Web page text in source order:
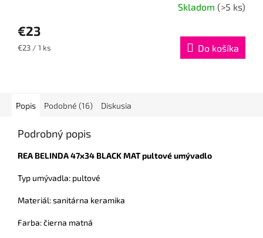
Skladom (>5 ks)
€23
Jednotková
€23 / 1 ks Do košíka
Popis Podobné (16) Diskusia
Podrobný popis
REA BELINDA 47x34 BLACK MAT pultové umývadlo
Typ umývadla: pultové
Materiál: sanitárna keramika
Farba: čierna matná